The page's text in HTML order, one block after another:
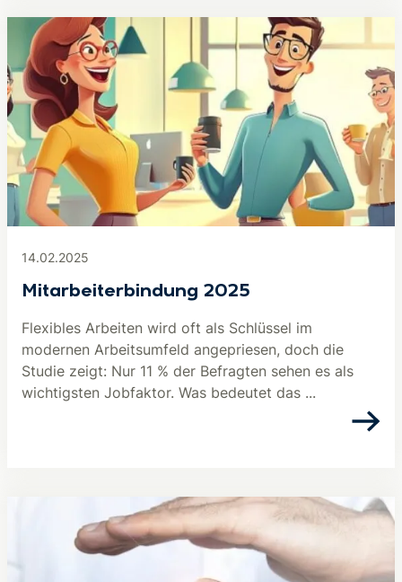
14.02.2025
Mitarbeiterbindung 2025
Flexibles Arbeiten wird oft als Schlüssel im
modernen Arbeitsumfeld angepriesen, doch die
Studie zeigt: Nur 11 % der Befragten sehen es als
wichtigsten Jobfaktor. Was bedeutet das ...